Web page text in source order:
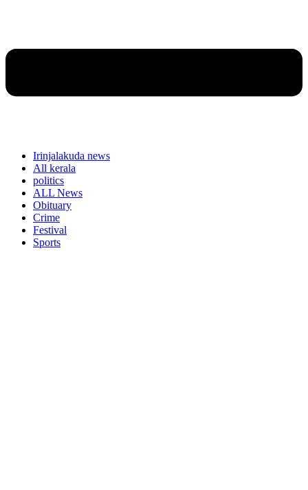
Irinjalakuda news
All kerala
politics
ALL News
Obituary
Crime
Festival
Sports